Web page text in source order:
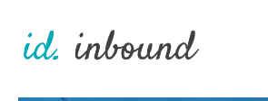
content